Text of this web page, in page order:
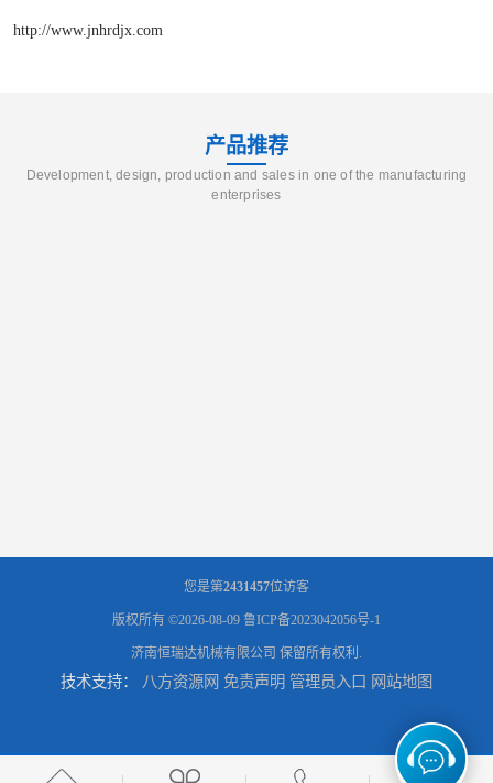
http://www.jnhrdjx.com
产品推荐
Development, design, production and sales in one of the manufacturing
enterprises
您是第2431457位访客
版权所有 ©2026-08-09 鲁ICP备2023042056号-1
济南恒瑞达机械有限公司 保留所有权利.
技术支持： 八方资源网 免责声明 管理员入口 网站地图